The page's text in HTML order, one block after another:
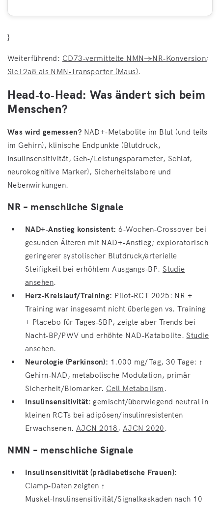
}
Weiterführend: CD73‑vermittelte NMN→NR‑Konversion;
Slc12a8 als NMN‑Transporter (Maus).
Head‑to‑Head: Was ändert sich beim
Menschen?
Was wird gemessen? NAD+‑Metabolite im Blut (und teils
im Gehirn), klinische Endpunkte (Blutdruck,
Insulinsensitivität, Geh‑/Leistungsparameter, Schlaf,
neurokognitive Marker), Sicherheitslabore und
Nebenwirkungen.
NR – menschliche Signale
NAD+‑Anstieg konsistent: 6‑Wochen‑Crossover bei
gesunden Älteren mit NAD+‑Anstieg; exploratorisch
geringerer systolischer Blutdruck/arterielle
Steifigkeit bei erhöhtem Ausgangs‑BP. Studie
ansehen.
Herz‑Kreislauf/Training: Pilot‑RCT 2025: NR +
Training war insgesamt nicht überlegen vs. Training
+ Placebo für Tages‑SBP, zeigte aber Trends bei
Nacht‑BP/PWV und erhöhte NAD‑Katabolite. Studie
ansehen.
Neurologie (Parkinson): 1.000 mg/Tag, 30 Tage: ↑
Gehirn‑NAD, metabolische Modulation, primär
Sicherheit/Biomarker. Cell Metabolism.
Insulinsensitivität: gemischt/überwiegend neutral in
kleinen RCTs bei adipösen/insulinresistenten
Erwachsenen. AJCN 2018 , AJCN 2020.
NMN – menschliche Signale
Insulinsensitivität (prädiabetische Frauen):
Clamp‑Daten zeigten ↑
Muskel‑Insulinsensitivität/Signalkaskaden nach 10